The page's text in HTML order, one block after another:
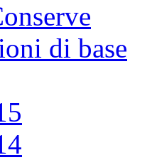
di base